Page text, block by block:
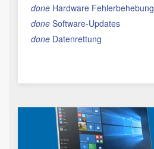
done Hardware Fehlerbehebung
done Software-Updates
done Datenrettung